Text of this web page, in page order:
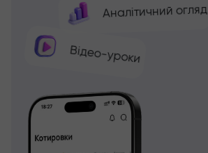
Аналітичний огляд
Відео-уроки